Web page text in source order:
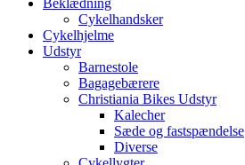
Beklædning
Cykelhandsker
Cykelhjelme
Udstyr
Barnestole
Bagagebærere
Christiania Bikes Udstyr
Kalecher
Sæde og fastspændelse
Diverse